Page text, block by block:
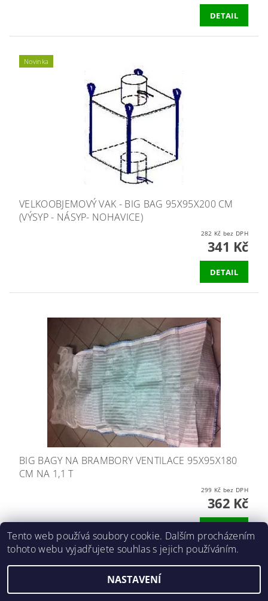
DETAIL
Novinka
VELKOOBJEMOVÝ VAK - BIG BAG 95X95X200 CM
(VÝSYP - NÁSYP- NOHAVICE)
282 Kč bez DPH
341 Kč
DETAIL
BIG BAGY NA BRAMBORY VENTILACE 95X95X180
CM NA 1,1 T
299 Kč bez DPH
362 Kč
2026 ©E-agro.cz, všechna práva vyhrazena
Tento web používá soubory cookie. Dalším procházením
tohoto webu vyjadřujete souhlas s jejich používáním.
NASTAVENÍ